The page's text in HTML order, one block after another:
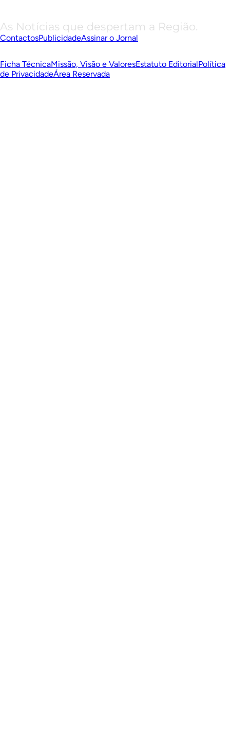
As Notícias que despertam a Região.
ContactosPublicidadeAssinar o Jornal
Ficha TécnicaMissão, Visão e ValoresEstatuto EditorialPolítica
de PrivacidadeÁrea Reservada